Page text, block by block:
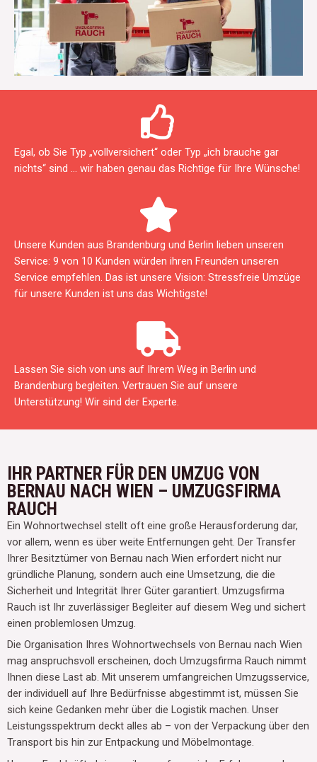
Egal, ob Sie Typ „vollversichert“ oder Typ „ich brauche gar
nichts“ sind … wir haben genau das Richtige für Ihre Wünsche!
Unsere Kunden aus Brandenburg und Berlin lieben unseren
Service: 9 von 10 Kunden würden ihren Freunden unseren
Service empfehlen. Das ist unsere Vision: Stressfreie Umzüge
für unsere Kunden ist uns das Wichtigste!
Lassen Sie sich von uns auf Ihrem Weg in Berlin und
Brandenburg⁠ begleiten. Vertrauen Sie auf unsere
Unterstützung! Wir sind der Experte.
IHR PARTNER FÜR DEN UMZUG VON
BERNAU NACH WIEN – UMZUGSFIRMA
RAUCH
Ein Wohnortwechsel stellt oft eine große Herausforderung dar,
vor allem, wenn es über weite Entfernungen geht. Der Transfer
Ihrer Besitztümer von Bernau nach Wien erfordert nicht nur
gründliche Planung, sondern auch eine Umsetzung, die die
Sicherheit und Integrität Ihrer Güter garantiert. Umzugsfirma
Rauch ist Ihr zuverlässiger Begleiter auf diesem Weg und sichert
einen problemlosen Umzug.
Die Organisation Ihres Wohnortwechsels von Bernau nach Wien
mag anspruchsvoll erscheinen, doch Umzugsfirma Rauch nimmt
Ihnen diese Last ab. Mit unserem umfangreichen Umzugsservice,
der individuell auf Ihre Bedürfnisse abgestimmt ist, müssen Sie
sich keine Gedanken mehr über die Logistik machen. Unser
Leistungsspektrum deckt alles ab – von der Verpackung über den
Transport bis hin zur Entpackung und Möbelmontage.